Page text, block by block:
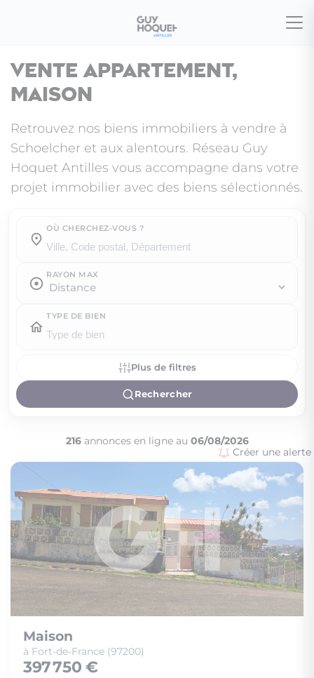
Vente appartement,
maison
Retrouvez nos biens immobiliers à vendre à
Schoelcher et aux alentours. Réseau Guy
Hoquet Antilles vous accompagne dans votre
projet immobilier avec des biens sélectionnés.
OÙ CHERCHEZ-VOUS ?
RAYON MAX
TYPE DE BIEN
Plus de filtres
Rechercher
216annonces en ligne au 06/08/2026
Créer une alerte
Maison
à Fort-de-France (97200)
397 750 €